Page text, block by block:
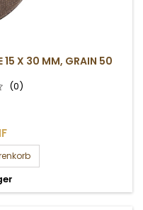
15 X 30 MM, GRAIN 50
(0)